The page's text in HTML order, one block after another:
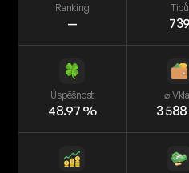
Ranking
—
Tipů
739
Úspěšnost
48.97 %
⌀
3